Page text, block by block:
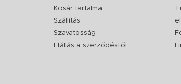
Kosár tartalma
Szállítás
Szavatosság
Elállás a szerződéstől